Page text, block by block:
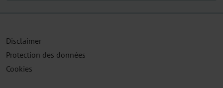
Disclaimer
Protection des données
Cookies